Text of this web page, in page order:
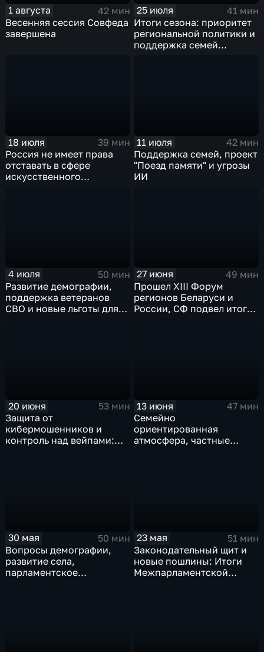
1 августа
42 мин
Весенняя сессия Совфеда
завершена
25 июля
41 мин
Итоги сезона: приоритет
региональной политики и
поддержка семей
18 июля
39 мин
Россия не имеет права
отставать в сфере
искусственного
11 июля
42 мин
Поддержка семей, проект
"Поезд памяти" и угрозы
ИИ
4 июля
50 мин
Развитие демографии,
поддержка ветеранов
СВО и новые льготы для
27 июня
49 мин
Прошел XIII Форум
регионов Беларуси и
России, СФ подвел итоги
20 июня
53 мин
Защита от
кибермошенников и
контроль над вейпами:
13 июня
47 мин
Семейно
ориентированная
атмосфера, частные
30 мая
50 мин
Вопросы демографии,
развитие села,
парламентское
23 мая
51 мин
Законодательный щит и
новые пошлины: Итоги
Межпарламентской